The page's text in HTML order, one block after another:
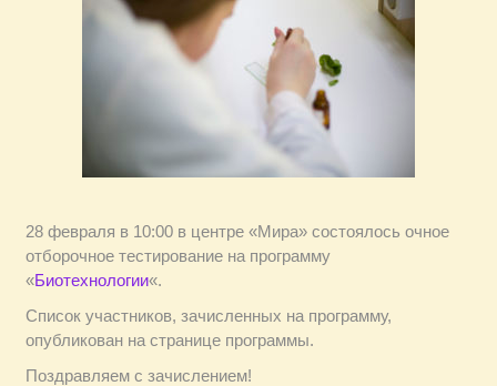
28 февраля в 10:00 в центре «Мира» состоялось очное
отборочное тестирование на программу
«Биотехнологии«.
Список участников, зачисленных на программу,
опубликован на странице программы.
Поздравляем с зачислением!